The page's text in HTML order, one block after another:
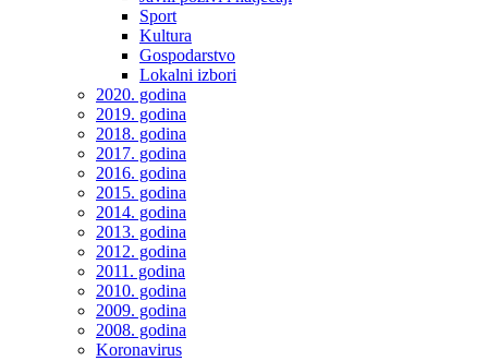
Sport
Kultura
Gospodarstvo
Lokalni izbori
2020. godina
2019. godina
2018. godina
2017. godina
2016. godina
2015. godina
2014. godina
2013. godina
2012. godina
2011. godina
2010. godina
2009. godina
2008. godina
Koronavirus